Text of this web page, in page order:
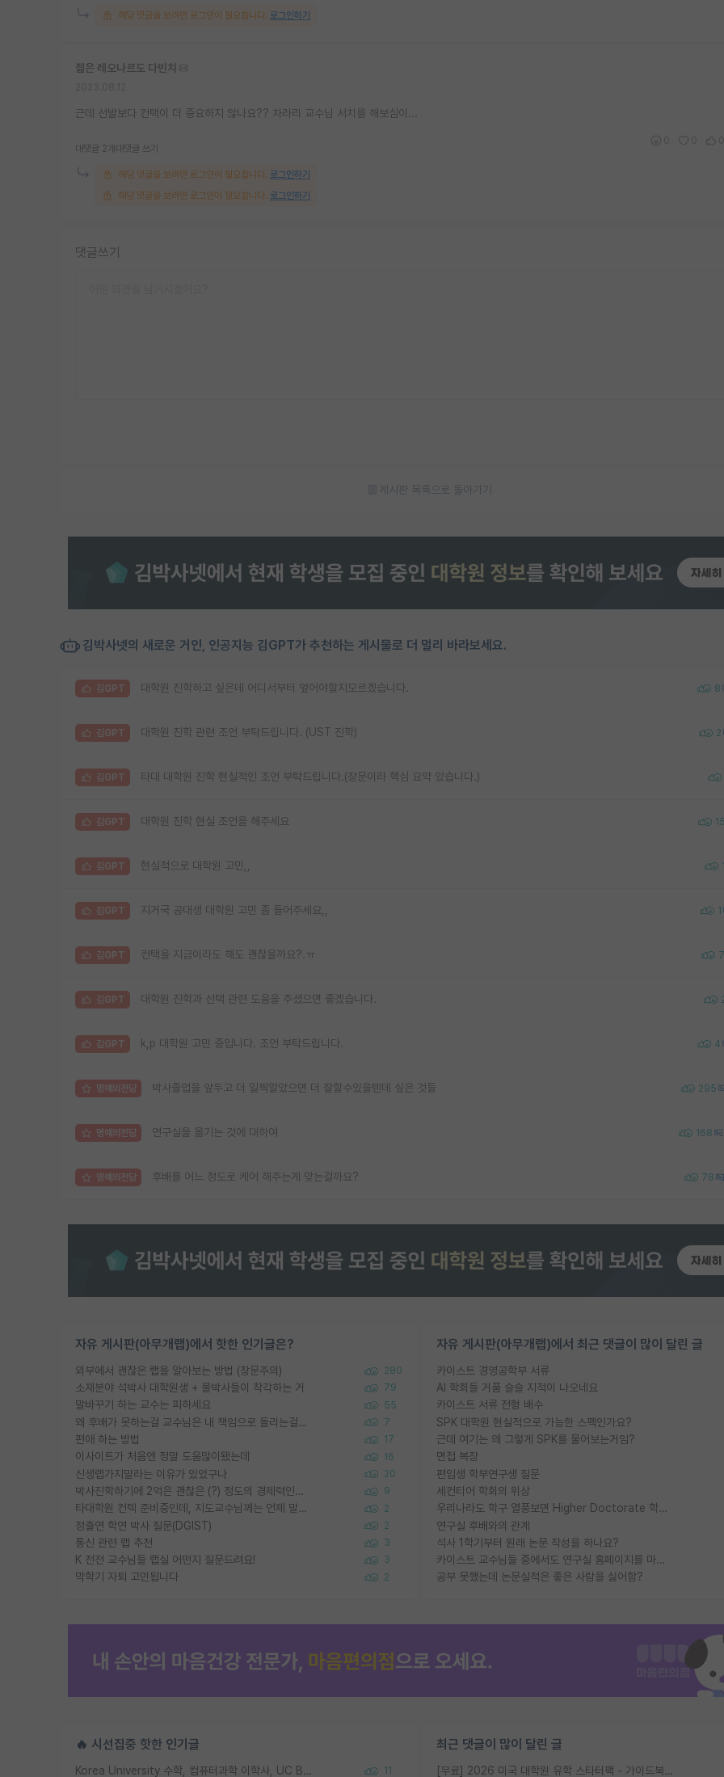
해당 댓글을 보려면 로그인이 필요합니다. 로그인하기
젊은 레오나르도 다빈치
근데 선발보다 컨택이 더 중요하지 않나요?? 차라리 교수님 서치를 해보심이...
대댓글 2개 대댓글 쓰기
해당 댓글을 보려면 로그인이 필요합니다. 로그인하기
해당 댓글을 보려면 로그인이 필요합니다. 로그인하기
댓글쓰기
게시판 목록으로 돌아가기
김박사넷의 새로운 거인, 인공지능 김GPT가 추천하는 게시물로 더 멀리 바라보세요.
김GPT 대학원 진학하고 싶은데 어디서부터 엎어야할지모르겠습니다. 8
김GPT 대학원 진학 관련 조언 부탁드립니다. (UST 진학) 2
김GPT 타대 대학원 진학 현실적인 조언 부탁드립니다.(장문이라 핵심 요약 있습니다.)
김GPT 대학원 진학 현실 조언을 해주세요 15
김GPT 현실적으로 대학원 고민,, 1
김GPT 지거국 공대생 대학원 고민 좀 들어주세요,, 1
김GPT 컨택을 지금이라도 해도 괜찮을까요?.ㅠ 7
김GPT 대학원 진학과 선택 관련 도움을 주셨으면 좋겠습니다.
김GPT k,p 대학원 고민 중입니다. 조언 부탁드립니다. 4
명예의전당 박사졸업을 앞두고 더 일찍알았으면 더 잘할수있을텐데 싶은 것들 295
명예의전당 연구실을 옮기는 것에 대하여 168
명예의전당 후배를 어느 정도로 케어 해주는게 맞는걸까요? 78
자유 게시판(아무개랩)에서 핫한 인기글은?
외부에서 괜찮은 랩을 알아보는 방법 (장문주의) 280
소재분야 석박사 대학원생 + 물박사들이 착각하는 거 79
말바꾸기 하는 교수는 피하세요 55
왜 후배가 못하는걸 교수님은 내 책임으로 돌리는걸까요? 7
편애 하는 방법 17
이사이트가 처음엔 정말 도움많이됐는데 16
신생랩가지말라는 이유가 있었구나 20
박사진학하기에 2억은 괜찮은 (?) 정도의 경제력인가요 9
타대학원 컨텍 준비중인데, 지도교수님께는 언제 말씀드려야 할까요? 2
정출연 학연 박사 질문(DGIST) 2
통신 관련 랩 추천 3
K 전전 교수님들 랩실 어떤지 질문드려요! 3
막학기 자퇴 고민됩니다 2
자유 게시판(아무개랩)에서 최근 댓글이 많이 달린 글
카이스트 경영공학부 서류
AI 학회들 거품 슬슬 지적이 나오네요
카이스트 서류 전형 배수
SPK 대학원 현실적으로 가능한 스펙인가요?
근데 여기는 왜 그렇게 SPK를 물어보는거임?
면접 복장
편입생 학부연구생 질문
세컨티어 학회의 위상
우리나라도 학구 열풍보면 Higher Doctorate 학위가 필요하다고 봅니다.
연구실 후배와의 관계
석사 1학기부터 원래 논문 작성을 하나요?
카이스트 교수님들 중에서도 연구실 홈페이지를 마련 안 하신 분들이 계시던데
공부 못했는데 논문실적은 좋은 사람을 싫어함?
🔥 시선집중 핫한 인기글
Korea University 수학, 컴퓨터과학 이학사, UC Berkeley 산업공학 대학원 공학박사가 되는 것은 쉽지 않겠죠? 11
최근 댓글이 많이 달린 글
[무료] 2026 미국 대학원 유학 스타터팩 - 가이드북 & 합격자 컨택메일 템플릿